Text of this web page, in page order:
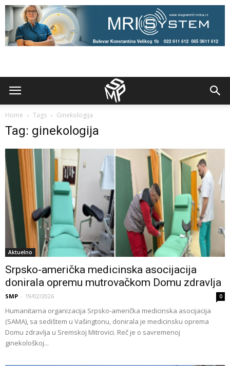
Home Tags Ginekologija
Tag: ginekologija
Aktuelno
Srpsko-američka medicinska asocijacija
donirala opremu mutrovačkom Domu zdravlja
SMP - 19/02/2026 0
Humanitarna organizacija Srpsko-američka medicinska asocijacija
(SAMA), sa sedištem u Vašingtonu, donirala je medicinsku oprema
Domu zdravlja u Sremskoj Mitrovici. Reč je o savremenoj
ginekološkoj...